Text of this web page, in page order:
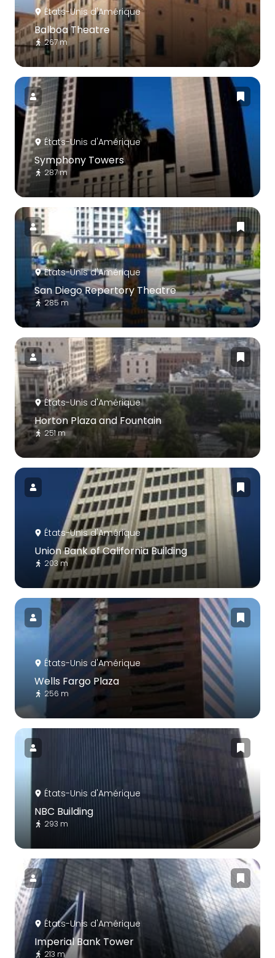
États-Unis d'Amérique
Balboa Theatre
267 m
États-Unis d'Amérique
Symphony Towers
287 m
États-Unis d'Amérique
San Diego Repertory Theatre
285 m
États-Unis d'Amérique
Horton Plaza and Fountain
251 m
États-Unis d'Amérique
Union Bank of California Building
203 m
États-Unis d'Amérique
Wells Fargo Plaza
256 m
États-Unis d'Amérique
NBC Building
293 m
États-Unis d'Amérique
Imperial Bank Tower
213 m